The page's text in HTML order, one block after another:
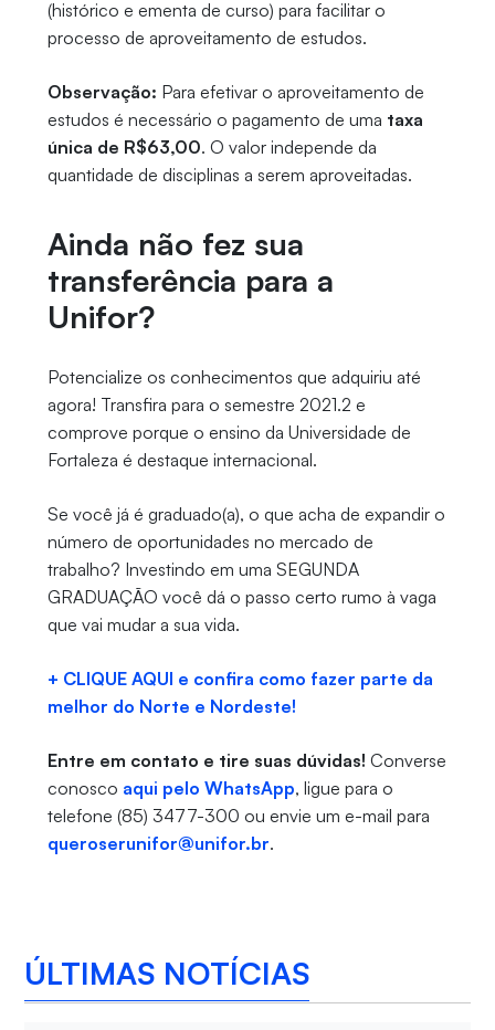
(histórico e ementa de curso) para facilitar o
processo de aproveitamento de estudos.
Observação: Para efetivar o aproveitamento de
estudos é necessário o pagamento de uma taxa
única de R$63,00. O valor independe da
quantidade de disciplinas a serem aproveitadas.
Ainda não fez sua
transferência para a
Unifor?
Potencialize os conhecimentos que adquiriu até
agora! Transfira para o semestre 2021.2 e
comprove porque o ensino da Universidade de
Fortaleza é destaque internacional.
Se você já é graduado(a), o que acha de expandir o
número de oportunidades no mercado de
trabalho? Investindo em uma SEGUNDA
GRADUAÇÃO você dá o passo certo rumo à vaga
que vai mudar a sua vida.
+ CLIQUE AQUI e confira como fazer parte da
melhor do Norte e Nordeste!
Entre em contato e tire suas dúvidas! Converse
conosco aqui pelo WhatsApp, ligue para o
telefone (85) 3477-300 ou envie um e-mail para
queroserunifor@unifor.br.
ÚLTIMAS NOTÍCIAS